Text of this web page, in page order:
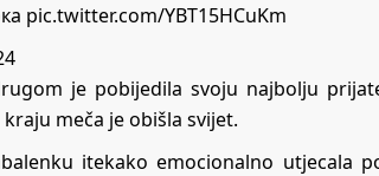
pic.twitter.com/YBT15HCuKm
je pobijedila svoju najbolju
meča je obišla svijet.
itekako emocionalno utjecala